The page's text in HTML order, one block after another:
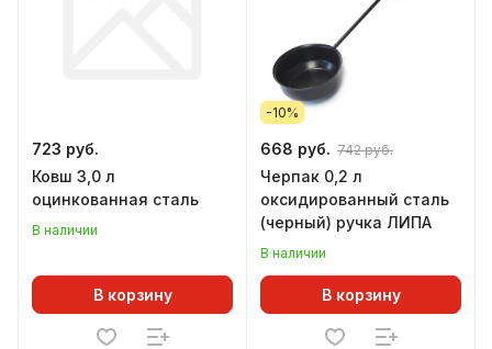
723 руб.
Ковш 3,0 л
оцинкованная сталь
В наличии
В корзину
-10%
668 руб. 742 руб.
Черпак 0,2 л
оксидированный сталь
(черный) ручка ЛИПА
В наличии
В корзину